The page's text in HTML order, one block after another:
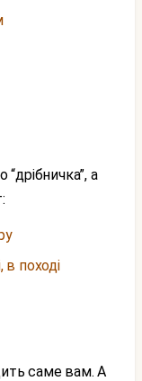
в поході